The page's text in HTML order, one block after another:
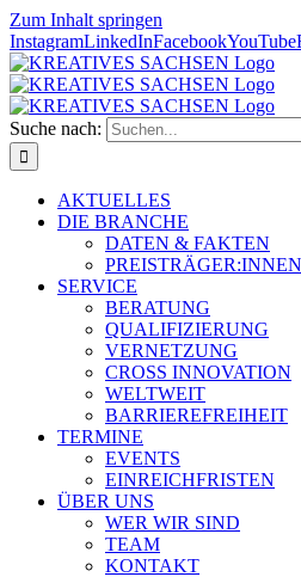
Zum Inhalt springen
InstagramLinkedInFacebookYouTube
Suche nach:
AKTUELLES
DIE BRANCHE
DATEN & FAKTEN
PREISTRÄGER:INNEN
SERVICE
BERATUNG
QUALIFIZIERUNG
VERNETZUNG
CROSS INNOVATION
WELTWEIT
BARRIEREFREIHEIT
TERMINE
EVENTS
EINREICHFRISTEN
ÜBER UNS
WER WIR SIND
TEAM
KONTAKT